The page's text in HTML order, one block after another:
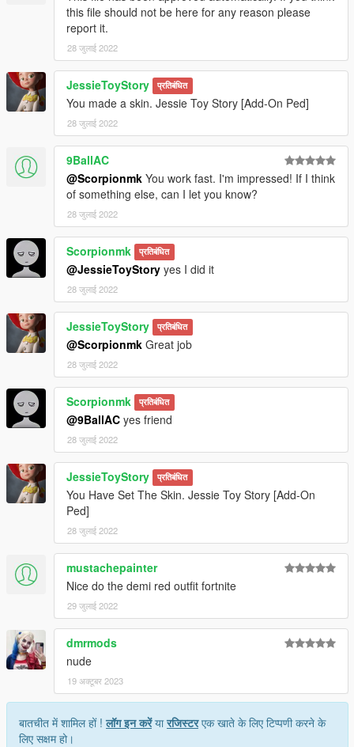
this file should not be here for any reason please
report it.
28 जुलाई 2022
JessieToyStory प्रतिबंधित
You made a skin. Jessie Toy Story [Add-On Ped]
28 जुलाई 2022
9BallAC
@Scorpionmk You work fast. I'm impressed! If I think
of something else, can I let you know?
28 जुलाई 2022
Scorpionmk प्रतिबंधित
@JessieToyStory yes I did it
28 जुलाई 2022
JessieToyStory प्रतिबंधित
@Scorpionmk Great job
28 जुलाई 2022
Scorpionmk प्रतिबंधित
@9BallAC yes friend
28 जुलाई 2022
JessieToyStory प्रतिबंधित
You Have Set The Skin. Jessie Toy Story [Add-On
Ped]
28 जुलाई 2022
mustachepainter
Nice do the demi red outfit fortnite
29 जुलाई 2022
dmrmods
nude
19 अक्टूबर 2023
बातचीत में शामिल हों !लॉग इन करेंयारजिस्टरएक खाते के लिए टिप्पणी करने के
लिए सक्षम हो।